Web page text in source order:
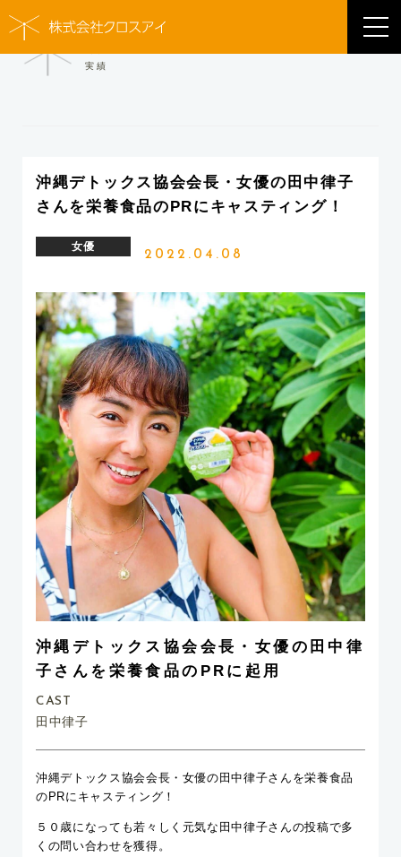
WORKS
実績
沖縄デトックス協会会長・女優の田中律子
さんを栄養食品のPRにキャスティング！
女優
2022.04.08
沖縄デトックス協会会長・女優の田中律
子さんを栄養食品のPRに起用
CAST
田中律子
沖縄デトックス協会会長・女優の田中律子さんを栄養食品
のPRにキャスティング！
５０歳になっても若々しく元気な田中律子さんの投稿で多
くの問い合わせを獲得。